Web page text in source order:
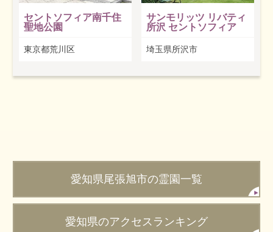
セントソフィア南千住
聖地公園
東京都荒川区
サンモリッツ リバティ
所沢 セントソフィア
埼玉県所沢市
愛知県尾張旭市の霊園一覧
愛知県のアクセスランキング